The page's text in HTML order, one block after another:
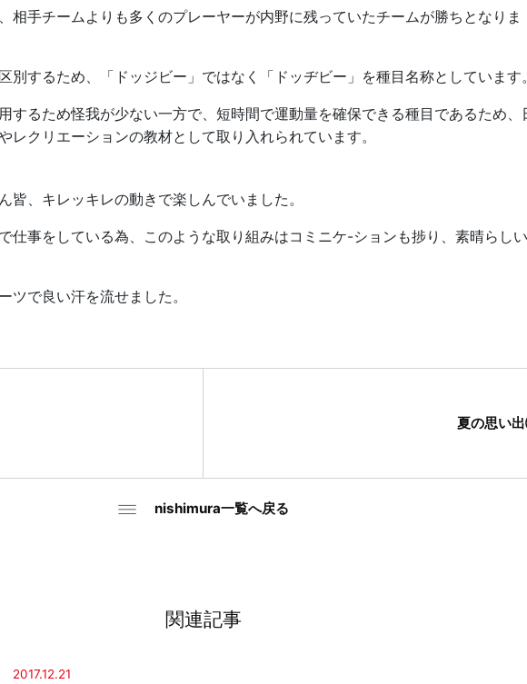
相手チームよりも多くのプレーヤーが内野に残っていたチームが勝ちとなりま
別するため、「ドッジビー」ではなく「ドッヂビー」を種目名称としています
するため怪我が少ない一方で、短時間で運動量を確保できる種目であるため、
レクリエーションの教材として取り入れられています。
皆、キレッキレの動きで楽しんでいました。
仕事をしている為、このような取り組みはコミニケ-ションも捗り、素晴らしい
ツで良い汗を流せました。
夏の思い
nishimura一覧へ戻る
関連記事
2017.12.21